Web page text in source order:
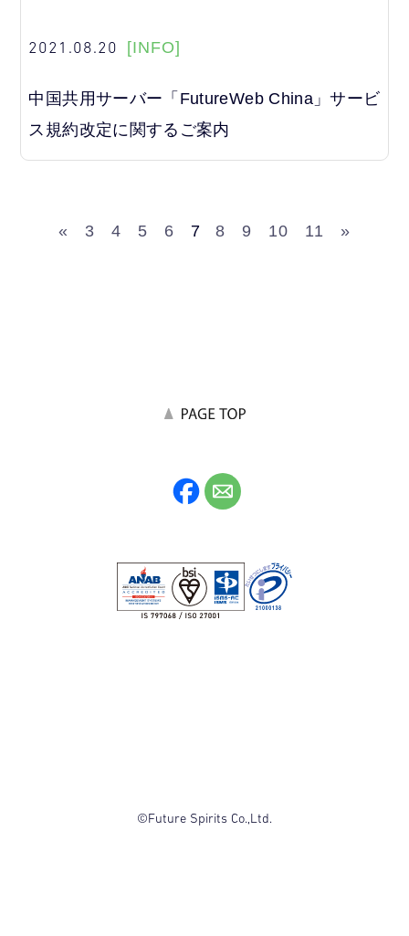
2021.08.20 [INFO]
中国共用サーバー「FutureWeb China」サービ
ス規約改定に関するご案内
« 3 4 5 6 7 8 9 10 11 »
©Future Spirits Co.,Ltd.